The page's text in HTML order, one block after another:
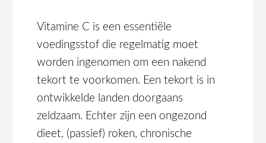
Vitamine C is een essentiële
voedingsstof die regelmatig moet
worden ingenomen om een nakend
tekort te voorkomen. Een tekort is in
ontwikkelde landen doorgaans
zeldzaam. Echter zijn een ongezond
dieet, (passief) roken, chronische